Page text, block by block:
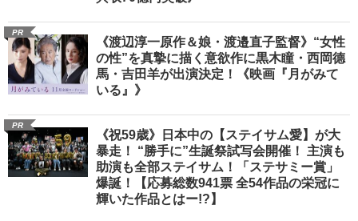
PR
《渡辺淳一原作＆娘・渡邉直子監督》“女性
の性”を真摯に描く意欲作に黒木瞳・西岡德
馬・吉田羊が出演決定！《映画『月がみて
いる』》
PR
《祝59歳》日本中の【ステイサム愛】が大
暴走！ “勝手に”生誕祭試写会開催！ 主演も
助演も全部ステイサム！「ステサミー賞」
爆誕！【応募総数941票 全54作品の栄冠に
輝いた作品とはー!?】